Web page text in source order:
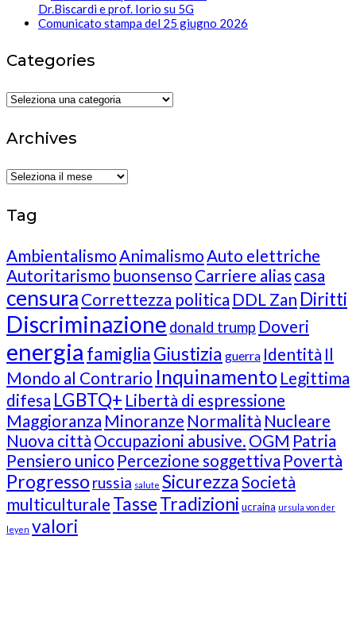
Dr.Biscardi e prof. Iorio su 5G
Comunicato stampa del 25 giugno 2026
Categories
Categories
Archives
Archives
Tag
AmbientalismoAnimalismoAuto elettriche
Autoritarismo buonsenso Carriere alias casa
censura Correttezza politica DDL Zan Diritti
Discriminazione donald trump Doveri
energia famigliaGiustizia guerra Identità Il
Mondo al Contrario Inquinamento Legittima
difesa LGBTQ+ Libertà di espressione
Maggioranza Minoranze Normalità Nucleare
Nuova città Occupazioni abusive. OGM Patria
Pensiero unico Percezione soggettiva Povertà
Progresso russia salute SicurezzaSocietà
multiculturale TasseTradizioni ucraina ursula von der
leyen valori